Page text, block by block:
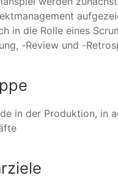
in die Rolle eines
-Review und -
in der Produktion, in